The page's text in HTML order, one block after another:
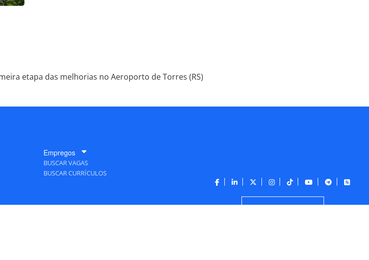
etapa das melhorias no Aeroporto de Torres (RS)
Empregos
BUSCAR VAGAS
BUSCAR CURRÍCULOS
CONTATO